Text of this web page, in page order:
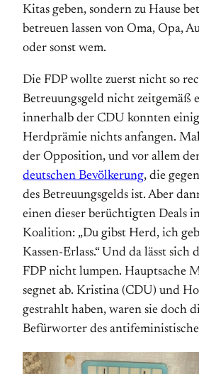
Kitas geben, sondern zu Hause
betreuen lassen von Oma, Opa,
oder sonst wem.
Die FDP wollte zuerst nicht so
Betreuungsgeld nicht zeitgemäß
innerhalb der CDU konnten
Herdprämie nichts anfangen.
der Opposition, und vor allem
deutschen Bevölkerung, die
des Betreuungsgelds ist. Aber
einen dieser berüchtigten Deals
Koalition: „Du gibst Herd, ich
Kassen-Erlass.“ Und da lässt sich
FDP nicht lumpen. Hauptsache
segnet ab. Kristina (CDU) und
gestrahlt haben, waren sie doch
Befürworter des